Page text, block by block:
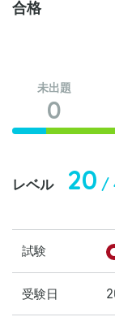
合格
未出題
0
レベル 20 /
試験
受験日